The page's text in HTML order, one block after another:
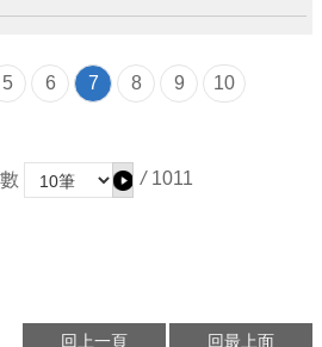
5 6 7 8 9
10
/ 1011
回上一頁 回最上面